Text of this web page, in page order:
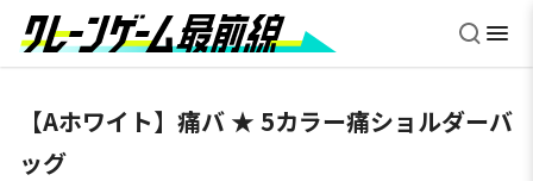
【Aホワイト】痛バ ★ 5カラー痛ショルダーバ
ッグ